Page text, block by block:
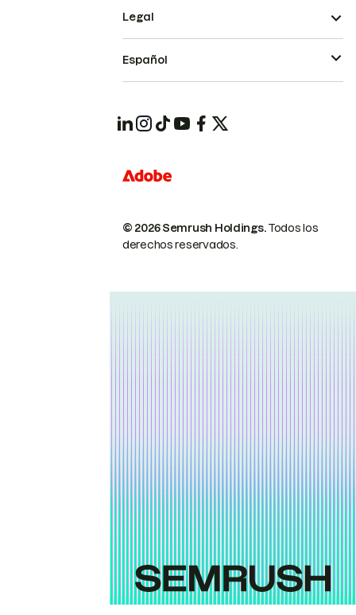
© 2026 Semrush Holdings.Todos los
derechos reservados.
Legal
Español